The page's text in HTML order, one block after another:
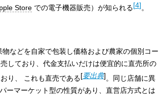
Storeでの電子機器販売）が知られる[4]。
などを自家で包装し価格および農家の個別コー
しており、代金支払いだけは便宜的に直売所の
り、 これも直売である[要出典]。同じ店舗に異
ーマーケット型の性質があり、直営店方式とは